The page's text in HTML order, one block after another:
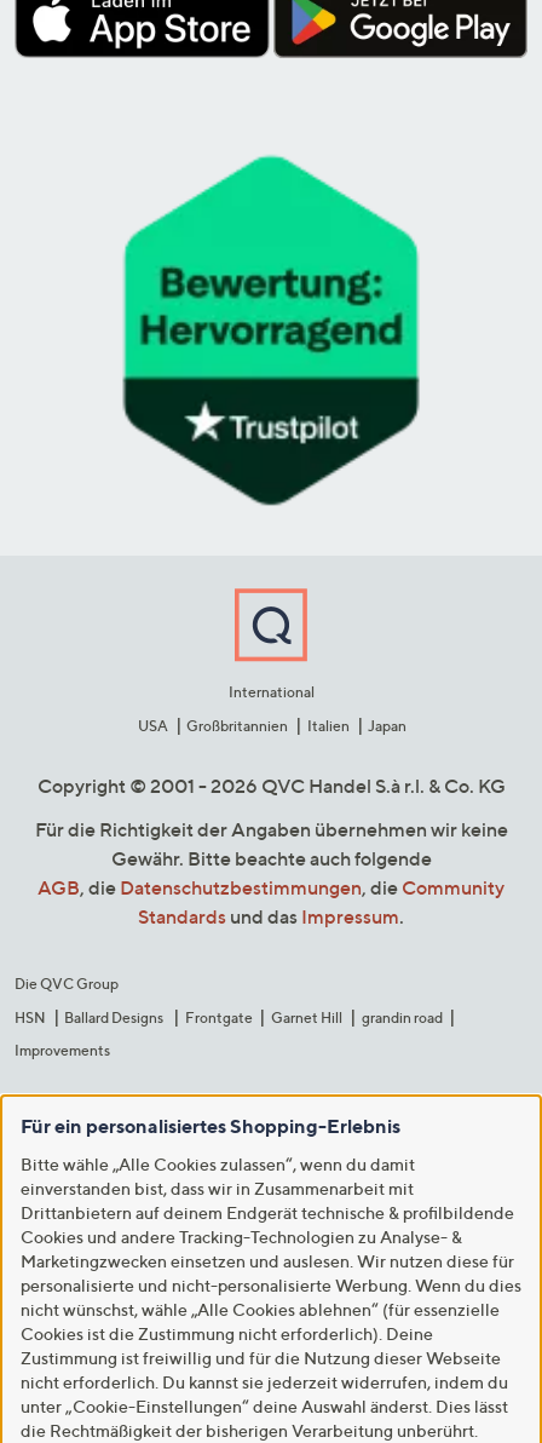
International
USA
Großbritannien Italien Japan
Copyright © 2001 - 2026 QVC Handel S.à r.l. & Co. KG
Für die Richtigkeit der Angaben übernehmen wir keine
Gewähr. Bitte beachte auch folgende
AGB, die Datenschutzbestimmungen, die Community
Standards und das Impressum.
Die QVC Group
HSN
Ballard Designs Frontgate Garnet Hill
grandin road
Improvements
Für ein personalisiertes Shopping-Erlebnis
Bitte wähle „Alle Cookies zulassen“, wenn du damit
einverstanden bist, dass wir in Zusammenarbeit mit
Drittanbietern auf deinem Endgerät technische & profilbildende
Cookies und andere Tracking-Technologien zu Analyse- &
Marketingzwecken einsetzen und auslesen. Wir nutzen diese für
personalisierte und nicht-personalisierte Werbung. Wenn du dies
nicht wünschst, wähle „Alle Cookies ablehnen“ (für essenzielle
Cookies ist die Zustimmung nicht erforderlich). Deine
Zustimmung ist freiwillig und für die Nutzung dieser Webseite
nicht erforderlich. Du kannst sie jederzeit widerrufen, indem du
unter „Cookie-Einstellungen“ deine Auswahl änderst. Dies lässt
die Rechtmäßigkeit der bisherigen Verarbeitung unberührt.